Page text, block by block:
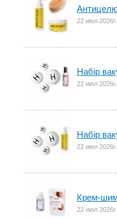
22 июл 2026г.
Набір
22 июл 2026г.
Набір
22 июл 2026г.
Крем-
22 июл 2026г.